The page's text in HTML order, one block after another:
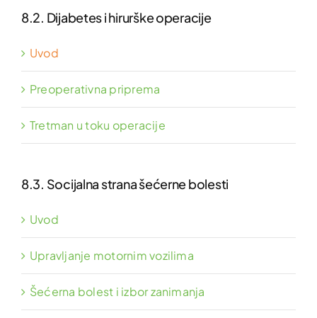
8.2. Dijabetes i hirurške operacije
Uvod
Preoperativna priprema
Tretman u toku operacije
8.3. Socijalna strana šećerne bolesti
Uvod
Upravljanje motornim vozilima
Šećerna bolest i izbor zanimanja